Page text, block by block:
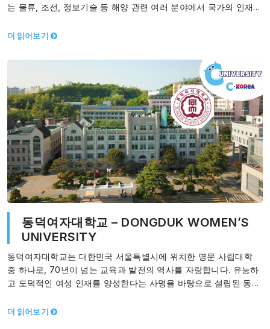
는 물류, 조선, 정보기술 등 해양 관련 여러 분야에서 국가의 인재를
더 읽어보기
동덕여자대학교 – DONGDUK WOMEN’S
UNIVERSITY
동덕여자대학교는 대한민국 서울특별시에 위치한 명문 사립대학
중 하나로, 70년이 넘는 교육과 발전의 역사를 자랑합니다. 유능하
고 도덕적인 여성 인재를 양성한다는 사명을 바탕으로 설립된 동덕
더 읽어보기